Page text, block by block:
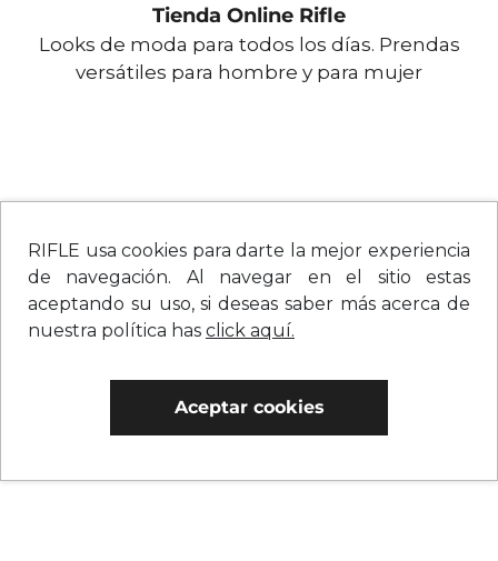
RIFLE usa cookies para darte la mejor experiencia
de navegación. Al navegar en el sitio estas
aceptando su uso, si deseas saber más acerca de
nuestra política has click aquí.
Aceptar cookies
Tienda Online Rifle
Looks de moda para todos los días. Prendas
versátiles para hombre y para mujer